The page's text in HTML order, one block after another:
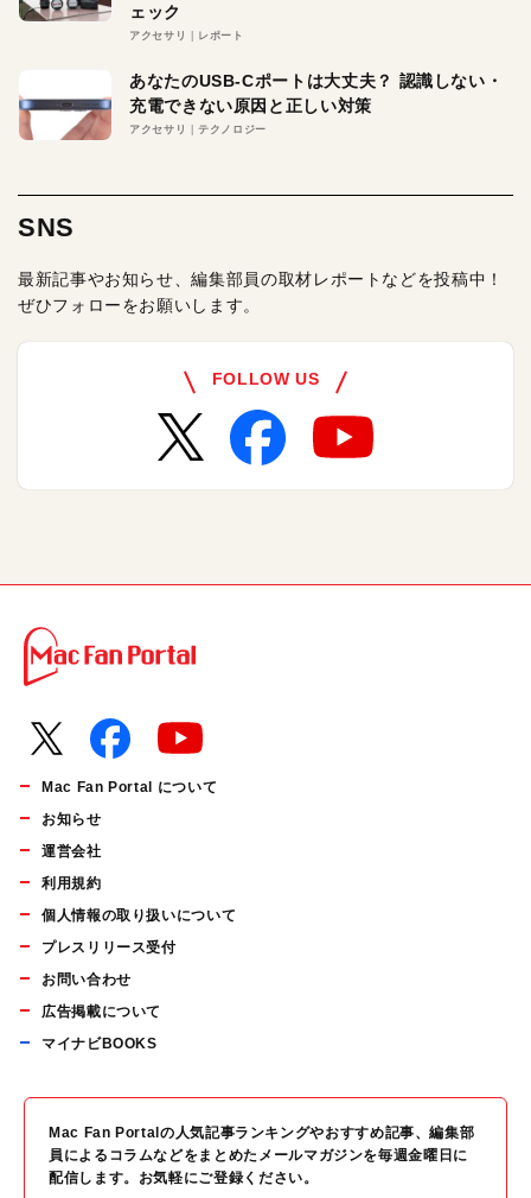
ェック
アクセサリ レポート
あなたのUSB-Cポートは大丈夫？ 認識しない・
充電できない原因と正しい対策
アクセサリ テクノロジー
SNS
最新記事やお知らせ、編集部員の取材レポートなどを投稿中！
ぜひフォローをお願いします。
FOLLOW US
Mac Fan Portal について
お知らせ
運営会社
利用規約
個人情報の取り扱いについて
プレスリリース受付
お問い合わせ
広告掲載について
マイナビBOOKS
Mac Fan Portalの人気記事ランキングやおすすめ記事、編集部
員によるコラムなどをまとめたメールマガジンを毎週金曜日に
配信します。お気軽にご登録ください。